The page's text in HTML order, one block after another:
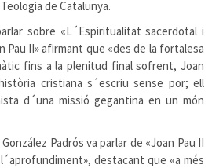
de Catalunya.
sobre «L´Espiritualitat sacerdotal i
Pau II» afirmant que «des de la fortalesa
fins a la plenitud final sofrent, Joan
cristiana s´escriu sense por; ell
d´una missió gegantina en un món
Padrós va parlar de «Joan Pau II
destacant que «a més